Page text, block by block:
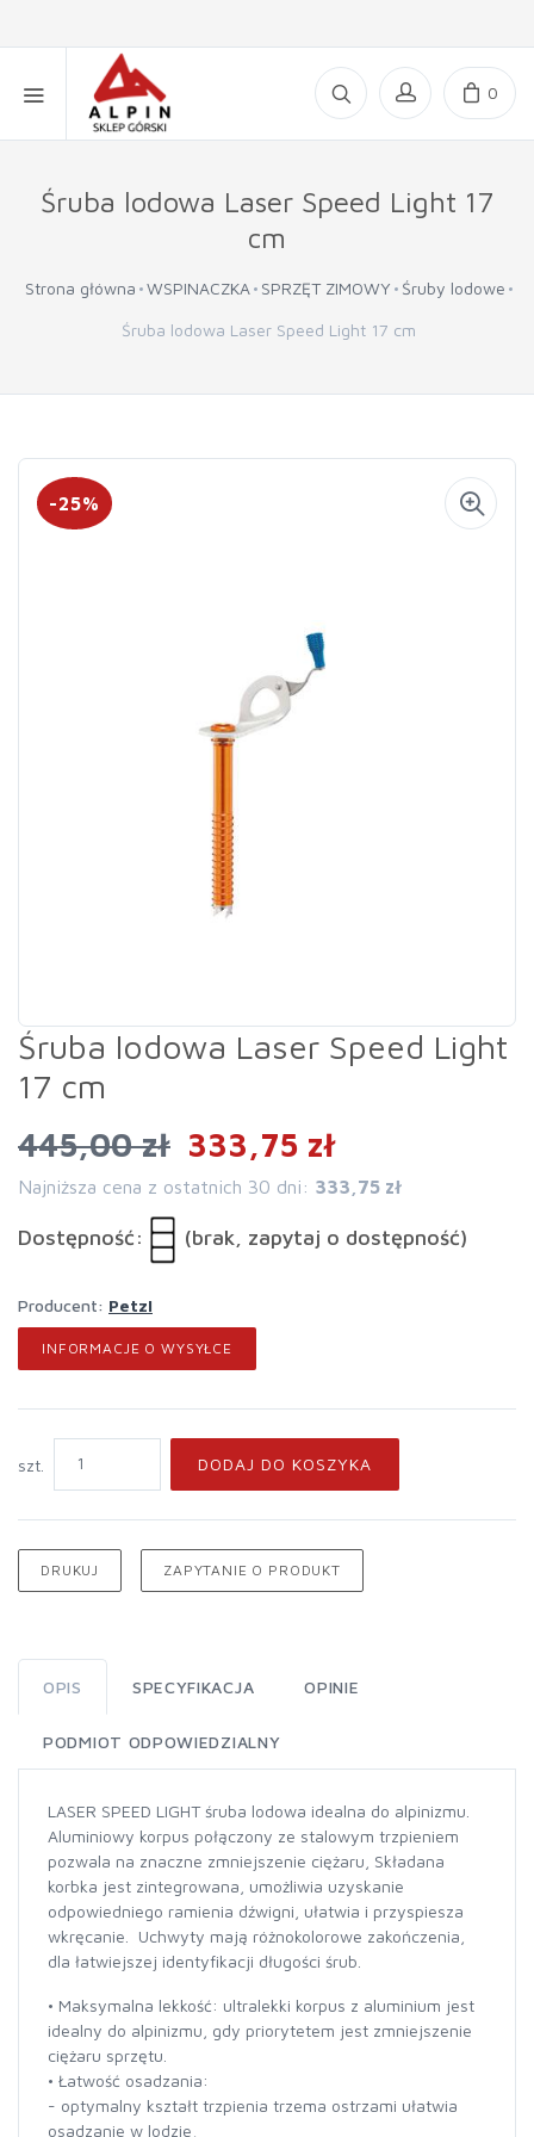
0
Śruba lodowa Laser Speed Light 17
cm
Strona główna WSPINACZKA SPRZĘT ZIMOWY Śruby lodowe
Śruba lodowa Laser Speed Light 17 cm
-25%
Śruba lodowa Laser Speed Light
17 cm
445,00 zł 333,75 zł
Najniższa cena z ostatnich 30 dni: 333,75 zł
Dostępność: (brak, zapytaj o dostępność)
Producent: Petzl
INFORMACJE O WYSYŁCE
szt. DODAJ DO KOSZYKA
DRUKUJ ZAPYTANIE O PRODUKT
OPIS SPECYFIKACJA OPINIE
PODMIOT ODPOWIEDZIALNY
LASER SPEED LIGHT śruba lodowa idealna do alpinizmu.
Aluminiowy korpus połączony ze stalowym trzpieniem
pozwala na znaczne zmniejszenie ciężaru, Składana
korbka jest zintegrowana, umożliwia uzyskanie
odpowiedniego ramienia dźwigni, ułatwia i przyspiesza
wkręcanie. Uchwyty mają różnokolorowe zakończenia,
dla łatwiejszej identyfikacji długości śrub.
• Maksymalna lekkość: ultralekki korpus z aluminium jest
idealny do alpinizmu, gdy priorytetem jest zmniejszenie
ciężaru sprzętu.
• Łatwość osadzania:
- optymalny kształt trzpienia trzema ostrzami ułatwia
osadzanie w lodzie,